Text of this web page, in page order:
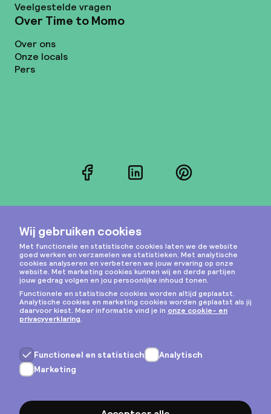
Veelgestelde vragen
Over Time to Momo
Over ons
Onze locals
Pers
FacebookLinkedInPinterest
Instagram
Privacy & cookies
Algemene voorwaarden